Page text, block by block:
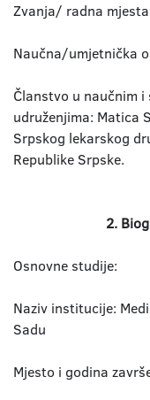
Zvanja/ radna
Naučna/umjetnička
Članstvo u naučnim
udruženjima: Matica
Srpskog lekarskog
Republike Srpske.
2.
Osnovne studije:
Naziv institucije:
Sadu
Mjesto i godina